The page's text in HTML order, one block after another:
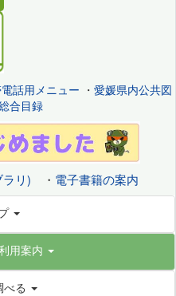
話用メニュー ・ 愛媛県内公共図
合目録
リ) ・ 電子書籍の案内
用案内
る